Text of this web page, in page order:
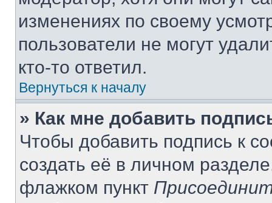
изменениях по своему
пользователи не могут
кто-то ответил.
Вернуться к началу
» Как мне добавить
Чтобы добавить подпись к
создать её в личном
флажком пункт